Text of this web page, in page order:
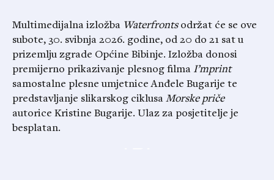
Multimedijalna izložba Waterfrontsodržat će se ove
subote, 30. svibnja 2026. godine, od 20 do 21 sat u
prizemlju zgrade Općine Bibinje. Izložba donosi
premijerno prikazivanje plesnog filma I’mprint
samostalne plesne umjetnice Anđele Bugarije te
predstavljanje slikarskog ciklusa Morske priče
autorice Kristine Bugarije. Ulaz za posjetitelje je
besplatan.